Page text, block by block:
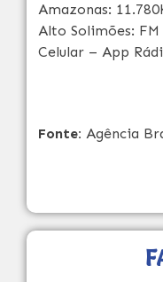
Amazonas:
Alto Solimões: FM
Celular – App
Fonte: Agência